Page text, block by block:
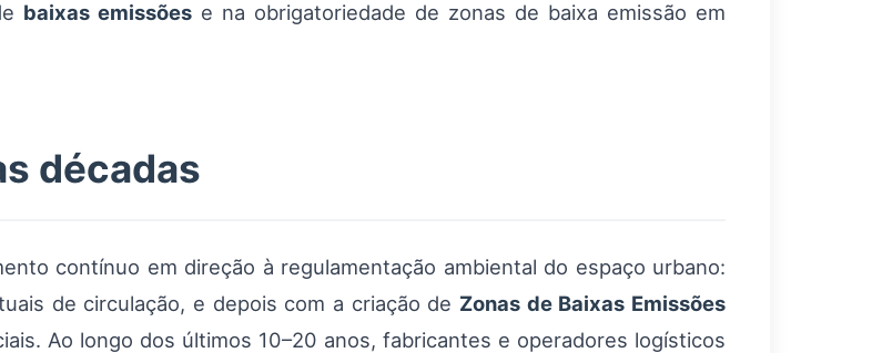
baixas emissões e na obrigatoriedade de zonas de baixa emissão em
décadas
contínuo em direção à regulamentação ambiental do espaço urbano:
de circulação, e depois com a criação de Zonas de Baixas Emissões
Ao longo dos últimos 10–20 anos, fabricantes e operadores logísticos